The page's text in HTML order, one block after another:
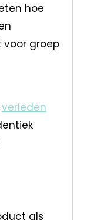
hoe
voor groep
verleden
als